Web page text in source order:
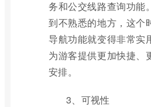
务和公交线路查询功能
到不熟悉的地方，这个
导航功能就变得非常实
为游客提供更加快捷、
安排。
3、可视性